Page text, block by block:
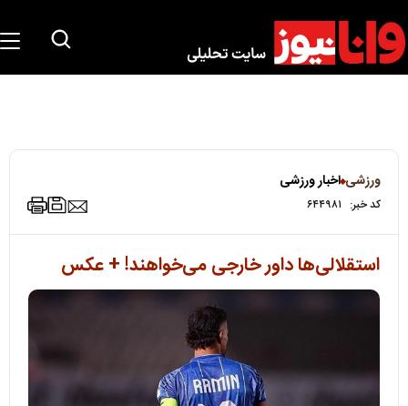
ورزشی اخبار ورزشی
کد خبر: ۶۴۴۹۸۱
استقلالی‌ها داور خارجی می‌خواهند! + عکس